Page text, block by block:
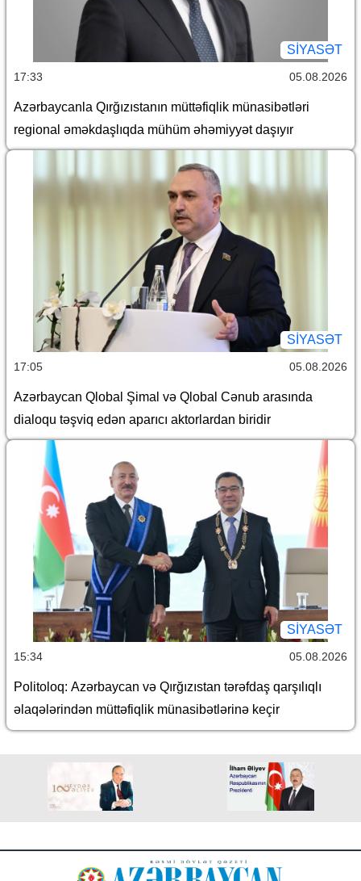
SİYASƏT
17:33 05.08.2026
Azərbaycanla Qırğızıstanın müttəfiqlik münasibətləri
regional əməkdaşlıqda mühüm əhəmiyyət daşıyır
SİYASƏT
17:05 05.08.2026
Azərbaycan Qlobal Şimal və Qlobal Cənub arasında
dialoqu təşviq edən aparıcı aktorlardan biridir
SİYASƏT
15:34 05.08.2026
Politoloq: Azərbaycan və Qırğızıstan tərəfdaş qarşılıqlı
əlaqələrindən müttəfiqlik münasibətlərinə keçir